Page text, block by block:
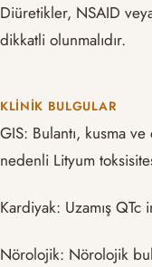
Diüretikler, NSAID
dikkatli olunmalıdır.
KLINIK BULGULAR
GIS: Bulantı, kusma
nedenli Lityum
Kardiyak: Uzamış
Nörolojik: Nörolojik